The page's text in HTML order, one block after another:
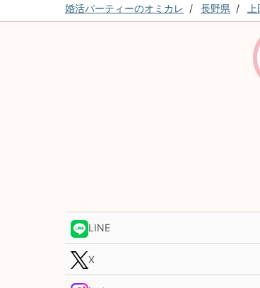
婚活パーティーのオミカレ 長野県 上
LINE
X